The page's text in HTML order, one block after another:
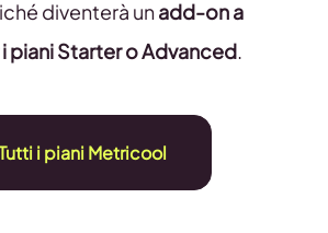
diventerà unadd-on a
piani Starter o Advanced.
i piani Metricool